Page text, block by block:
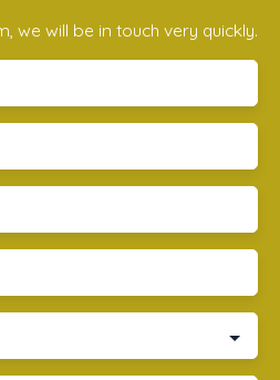
we will be in touch very quickly.